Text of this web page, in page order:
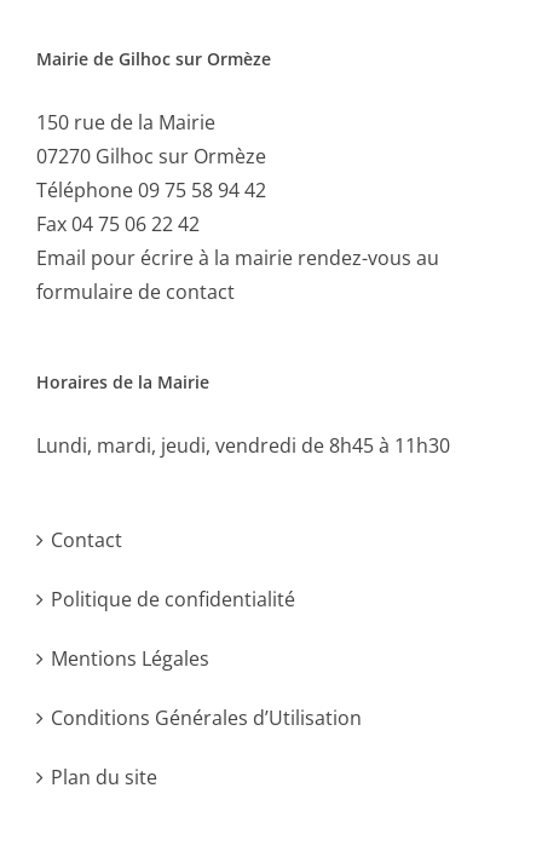
Mairie de Gilhoc sur Ormèze
150 rue de la Mairie
07270 Gilhoc sur Ormèze
Téléphone 09 75 58 94 42
Fax 04 75 06 22 42
Email pour écrire à la mairie rendez-vous au
formulaire de contact
Horaires de la Mairie
Lundi, mardi, jeudi, vendredi de 8h45 à 11h30
Contact
Politique de confidentialité
Mentions Légales
Conditions Générales d’Utilisation
Plan du site